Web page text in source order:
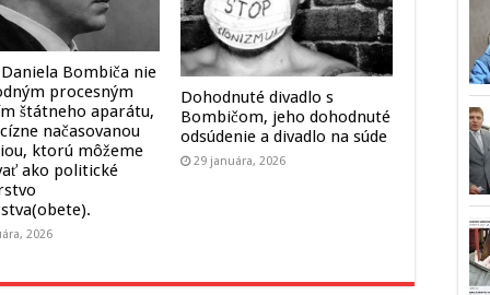
Bombiča nie
procesným
štátneho aparátu,
načasovanou
ktorú môžeme
ako politické
2026
Dohodnuté divadlo s
Bombičom, jeho dohodnuté
odsúdenie a divadlo na súde
29 januára, 2026